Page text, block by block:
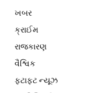
ખબર
ક્રાઈમ
રાજકારણ
વૈશ્વિક
ફટાફટ ન્યૂઝ